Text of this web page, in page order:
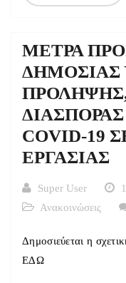
ΜΕΤΡΑ
ΔΗΜΟΣΙΑΣ
COVID-19
ΕΡΓΑΣΙΑΣ
Super User
Ανακοινώσεις
Δημοσιεύεται η
ΕΔΩ